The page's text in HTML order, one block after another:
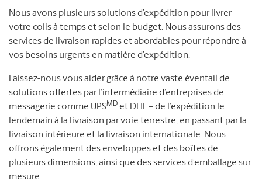
Nous avons plusieurs solutions d’expédition pour livrer
votre colis à temps et selon le budget. Nous assurons des
services de livraison rapides et abordables pour répondre à
vos besoins urgents en matière d’expédition.
Laissez-nous vous aider grâce à notre vaste éventail de
solutions offertes par l’intermédiaire d’entreprises de
messagerie comme UPSMD et DHL – de l’expédition le
lendemain à la livraison par voie terrestre, en passant par la
livraison intérieure et la livraison internationale. Nous
offrons également des enveloppes et des boîtes de
plusieurs dimensions, ainsi que des services d’emballage sur
mesure.